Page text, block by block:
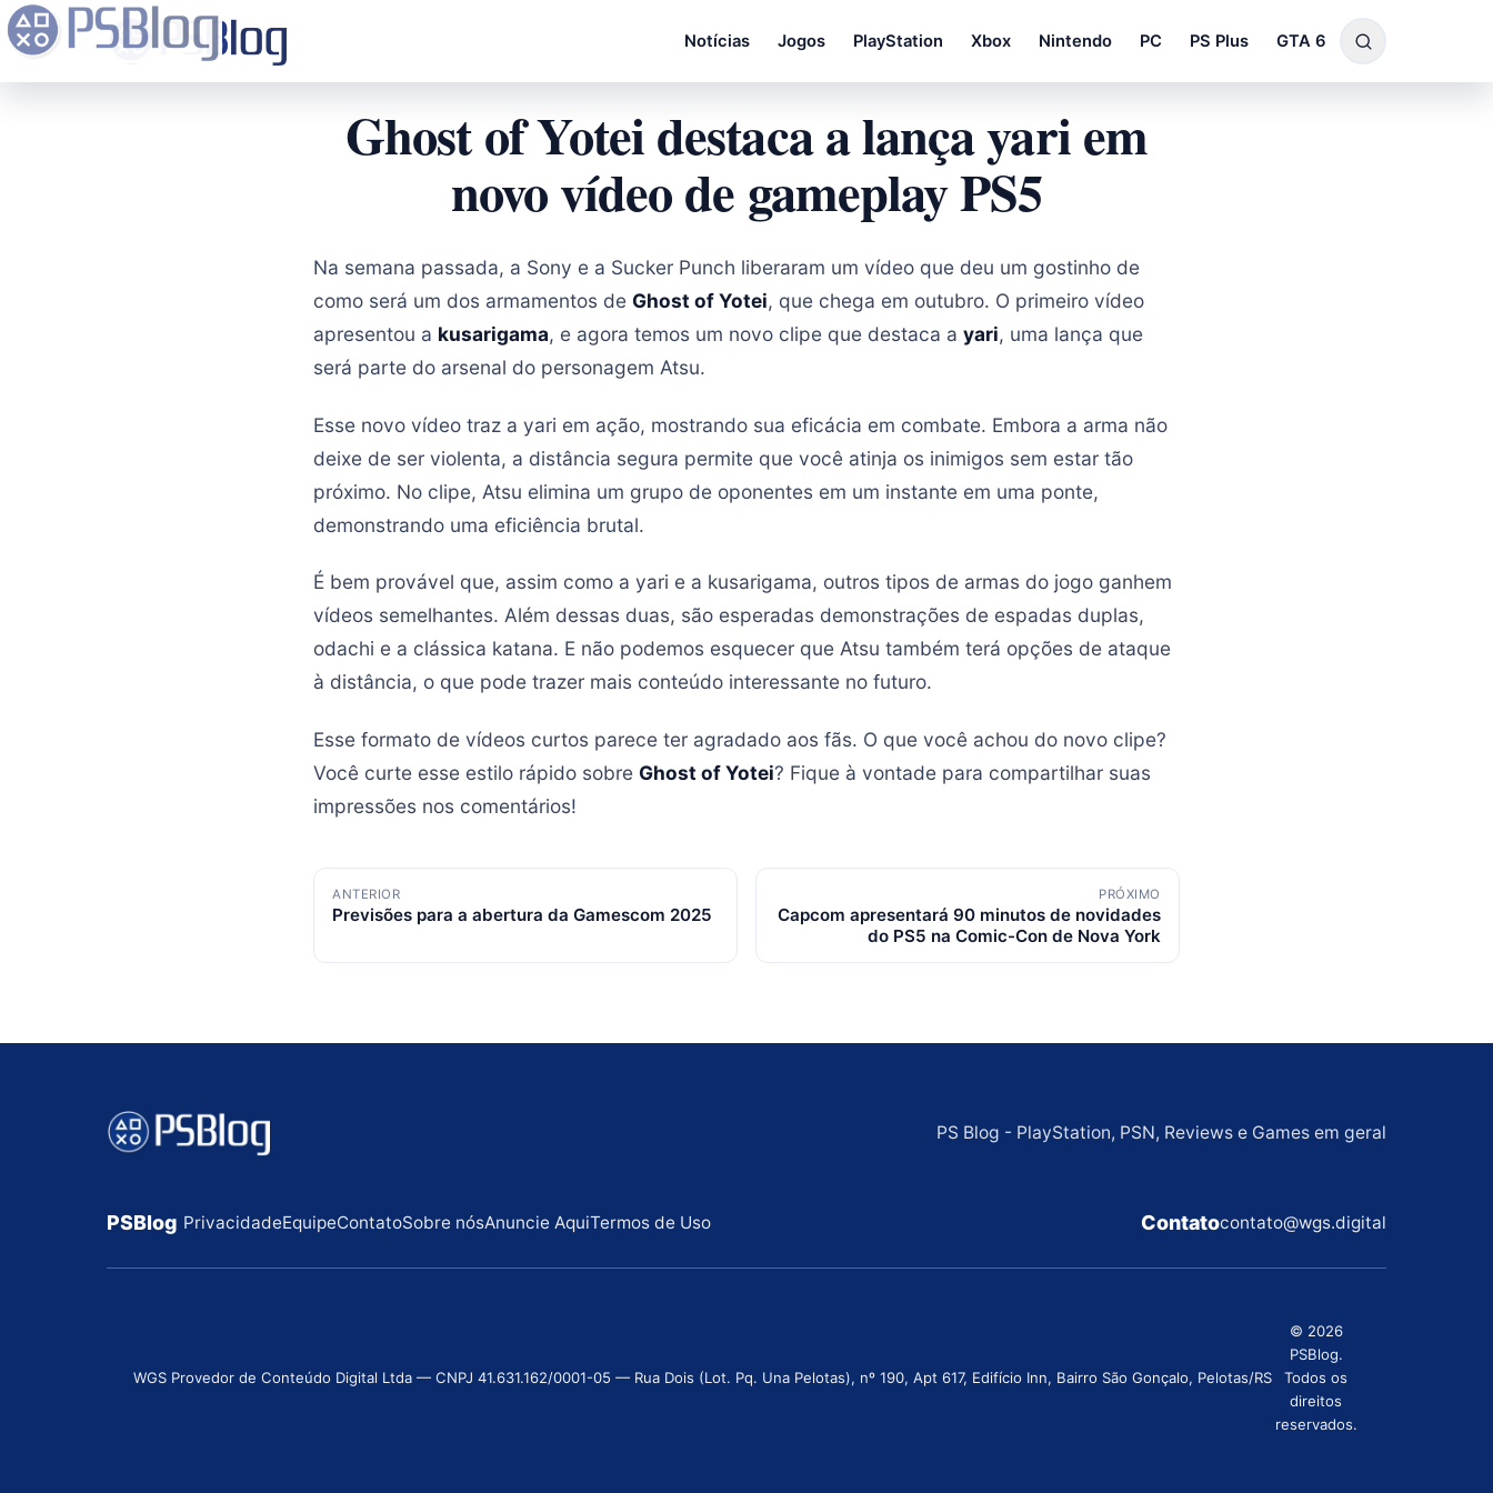
Notícias Jogos PlayStation Xbox Nintendo PC PS Plus GTA 6
Ghost of Yotei destaca a lança yari em
novo vídeo de gameplay PS5
Na semana passada, a Sony e a Sucker Punch liberaram um vídeo que deu um gostinho de
como será um dos armamentos de Ghost of Yotei, que chega em outubro. O primeiro vídeo
apresentou a kusarigama, e agora temos um novo clipe que destaca a yari, uma lança que
será parte do arsenal do personagem Atsu.
Esse novo vídeo traz a yari em ação, mostrando sua eficácia em combate. Embora a arma não
deixe de ser violenta, a distância segura permite que você atinja os inimigos sem estar tão
próximo. No clipe, Atsu elimina um grupo de oponentes em um instante em uma ponte,
demonstrando uma eficiência brutal.
É bem provável que, assim como a yari e a kusarigama, outros tipos de armas do jogo ganhem
vídeos semelhantes. Além dessas duas, são esperadas demonstrações de espadas duplas,
odachi e a clássica katana. E não podemos esquecer que Atsu também terá opções de ataque
à distância, o que pode trazer mais conteúdo interessante no futuro.
Esse formato de vídeos curtos parece ter agradado aos fãs. O que você achou do novo clipe?
Você curte esse estilo rápido sobre Ghost of Yotei? Fique à vontade para compartilhar suas
impressões nos comentários!
Navegação
de
posts
ANTERIOR
Previsões para a abertura da Gamescom 2025
PRÓXIMO
Capcom apresentará 90 minutos de novidades
do PS5 na Comic-Con de Nova York
PS Blog - PlayStation, PSN, Reviews e Games em geral
PSBlog PrivacidadeEquipeContatoSobre nósAnuncie AquiTermos de Uso Contatocontato@wgs.digital
WGS Provedor de Conteúdo Digital Ltda — CNPJ 41.631.162/0001-05 — Rua Dois (Lot. Pq. Una Pelotas), nº 190, Apt 617, Edifício Inn, Bairro São Gonçalo, Pelotas/RS
© 2026
PSBlog.
Todos os
direitos
reservados.